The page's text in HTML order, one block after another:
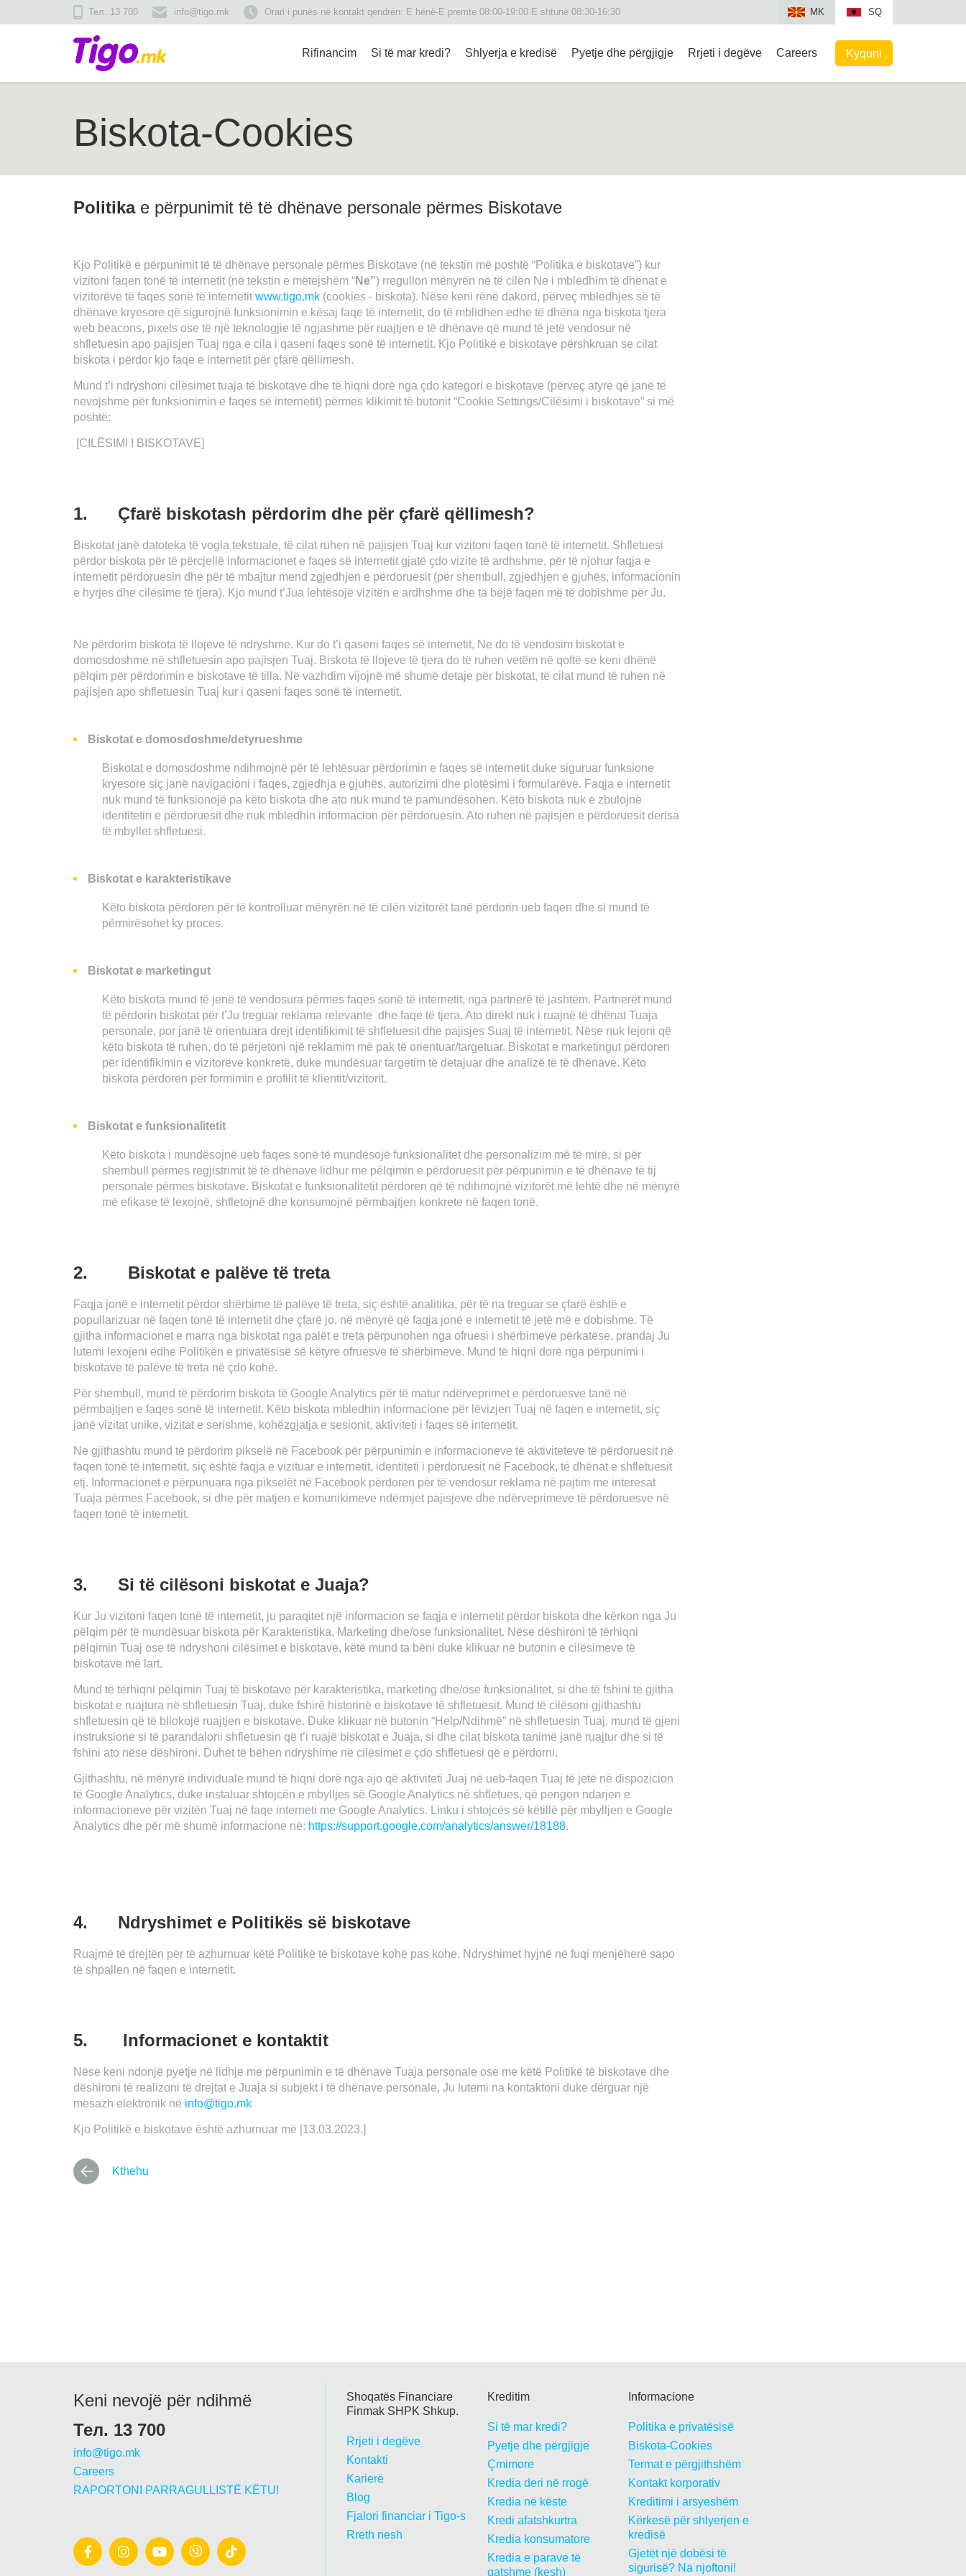
Тел. 13 700 info@tigo.mk Orari i punës në kontakt qendrën: Е hënë-E premte 08:00-19:00 E shtunë 08:30-16:30 MK SQ
Rifinancim Si të mar kredi? Shlyerja e kredisë Pyetje dhe përgjigje Rrjeti i degëve Careers Kyquni
Biskota-Cookies
Politika e përpunimit të të dhënave personale përmes Biskotave
Kjo Politikë e përpunimit të të dhënave personale përmes Biskotave (në tekstin më poshtë “Politika e biskotave”) kur
vizitoni faqen tonë të internetit (në tekstin e mëtejshëm “Ne”) rregullon mënyrën në të cilën Ne i mbledhim të dhënat e
vizitorëve të faqes sonë të internetit www.tigo.mk (cookies - biskota). Nëse keni rënë dakord, përveç mbledhjes së të
dhënave kryesore që sigurojnë funksionimin e kësaj faqe të internetit, do të mblidhen edhe të dhëna nga biskota tjera
web beacons, pixels ose të një teknologjie të ngjashme për ruajtjen e të dhënave që mund të jetë vendosur në
shfletuesin apo pajisjen Tuaj nga e cila i qaseni faqes sonë të internetit. Kjo Politikë e biskotave përshkruan se cilat
biskota i përdor kjo faqe e internetit për çfarë qëllimesh.
Mund t’i ndryshoni cilësimet tuaja të biskotave dhe të hiqni dorë nga çdo kategori e biskotave (përveç atyre që janë të
nevojshme për funksionimin e faqes së internetit) përmes klikimit të butonit “Cookie Settings/Cilësimi i biskotave” si më
poshtë:
[CILËSIMI I BISKOTAVE]
1. Çfarë biskotash përdorim dhe për çfarë qëllimesh?
Biskotat janë datoteka të vogla tekstuale, të cilat ruhen në pajisjen Tuaj kur vizitoni faqen tonë të internetit. Shfletuesi
përdor biskota për të përcjellë informacionet e faqes së internetit gjatë çdo vizite të ardhshme, për të njohur faqja e
internetit përdoruesin dhe për të mbajtur mend zgjedhjen e përdoruesit (për shembull, zgjedhjen e gjuhës, informacionin
e hyrjes dhe cilësime të tjera). Kjo mund t’Jua lehtësojë vizitën e ardhshme dhe ta bëjë faqen më të dobishme për Ju.
Ne përdorim biskota të llojeve të ndryshme. Kur do t’i qaseni faqes së internetit, Ne do të vendosim biskotat e
domosdoshme në shfletuesin apo pajisjen Tuaj. Biskota të llojeve të tjera do të ruhen vetëm në qoftë se keni dhënë
pëlqim për përdorimin e biskotave të tilla. Në vazhdim vijojnë më shumë detaje për biskotat, të cilat mund të ruhen në
pajisjen apo shfletuesin Tuaj kur i qaseni faqes sonë të internetit.
Biskotat e domosdoshme/detyrueshme
Biskotat e domosdoshme ndihmojnë për të lehtësuar përdorimin e faqes së internetit duke siguruar funksione
kryesore siç janë navigacioni i faqes, zgjedhja e gjuhës, autorizimi dhe plotësimi i formularëve. Faqja e internetit
nuk mund të funksionojë pa këto biskota dhe ato nuk mund të pamundësohen. Këto biskota nuk e zbulojnë
identitetin e përdoruesit dhe nuk mbledhin informacion për përdoruesin. Ato ruhen në pajisjen e përdoruesit derisa
të mbyllet shfletuesi.
Biskotat e karakteristikave
Këto biskota përdoren për të kontrolluar mënyrën në të cilën vizitorët tanë përdorin ueb faqen dhe si mund të
përmirësohet ky proces.
Biskotat e marketingut
Këto biskota mund të jenë të vendosura përmes faqes sonë të internetit, nga partnerë të jashtëm. Partnerët mund
të përdorin biskotat për t’Ju treguar reklama relevante dhe faqe të tjera. Ato direkt nuk i ruajnë të dhënat Tuaja
personale, por janë të orientuara drejt identifikimit të shfletuesit dhe pajisjes Suaj të internetit. Nëse nuk lejoni që
këto biskota të ruhen, do të përjetoni një reklamim më pak të orientuar/targetuar. Biskotat e marketingut përdoren
për identifikimin e vizitorëve konkretë, duke mundësuar targetim të detajuar dhe analizë të të dhënave. Këto
biskota përdoren për formimin e profilit të klientit/vizitorit.
Biskotat e funksionalitetit
Këto biskota i mundësojnë ueb faqes sonë të mundësojë funksionalitet dhe personalizim më të mirë, si për
shembull përmes regjistrimit të të dhënave lidhur me pëlqimin e përdoruesit për përpunimin e të dhënave të tij
personale përmes biskotave. Biskotat e funksionalitetit përdoren që të ndihmojnë vizitorët më lehtë dhe në mënyrë
më efikase të lexojnë, shfletojnë dhe konsumojnë përmbajtjen konkrete në faqen tonë.
2. Biskotat e palëve të treta
Faqja jonë e internetit përdor shërbime të palëve të treta, siç është analitika, për të na treguar se çfarë është e
popullarizuar në faqen tonë të internetit dhe çfarë jo, në mënyrë që faqja jonë e internetit të jetë më e dobishme. Të
gjitha informacionet e marra nga biskotat nga palët e treta përpunohen nga ofruesi i shërbimeve përkatëse, prandaj Ju
lutemi lexojeni edhe Politikën e privatësisë së këtyre ofruesve të shërbimeve. Mund të hiqni dorë nga përpunimi i
biskotave të palëve të treta në çdo kohë.
Për shembull, mund të përdorim biskota të Google Analytics për të matur ndërveprimet e përdoruesve tanë në
përmbajtjen e faqes sonë të internetit. Këto biskota mbledhin informacione për lëvizjen Tuaj në faqen e internetit, siç
janë vizitat unike, vizitat e serishme, kohëzgjatja e sesionit, aktiviteti i faqes së internetit.
Ne gjithashtu mund të përdorim pikselë në Facebook për përpunimin e informacioneve të aktiviteteve të përdoruesit në
faqen tonë të internetit, siç është faqja e vizituar e internetit, identiteti i përdoruesit në Facebook, të dhënat e shfletuesit
etj. Informacionet e përpunuara nga pikselët në Facebook përdoren për të vendosur reklama në pajtim me interesat
Tuaja përmes Facebook, si dhe për matjen e komunikimeve ndërmjet pajisjeve dhe ndërveprimeve të përdoruesve në
faqen tonë të internetit.
3. Si të cilësoni biskotat e Juaja?
Kur Ju vizitoni faqen tonë të internetit, ju paraqitet një informacion se faqja e internetit përdor biskota dhe kërkon nga Ju
pëlqim për të mundësuar biskota për Karakteristika, Marketing dhe/ose funksionalitet. Nëse dëshironi të tërhiqni
pëlqimin Tuaj ose të ndryshoni cilësimet e biskotave, këtë mund ta bëni duke klikuar në butonin e cilësimeve të
biskotave më lart.
Mund të tërhiqni pëlqimin Tuaj të biskotave për karakteristika, marketing dhe/ose funksionalitet, si dhe të fshini të gjitha
biskotat e ruajtura në shfletuesin Tuaj, duke fshirë historinë e biskotave të shfletuesit. Mund të cilësoni gjithashtu
shfletuesin që të bllokojë ruajtjen e biskotave. Duke klikuar në butonin “Help/Ndihmë” në shfletuesin Tuaj, mund të gjeni
instruksione si të parandaloni shfletuesin që t’i ruajë biskotat e Juaja, si dhe cilat biskota tanimë janë ruajtur dhe si të
fshini ato nëse dëshironi. Duhet të bëhen ndryshime në cilësimet e çdo shfletuesi që e përdorni.
Gjithashtu, në mënyrë individuale mund të hiqni dorë nga ajo që aktiviteti Juaj në ueb-faqen Tuaj të jetë në dispozicion
të Google Analytics, duke instaluar shtojcën e mbylljes së Google Analytics në shfletues, që pengon ndarjen e
informacioneve për vizitën Tuaj në faqe interneti me Google Analytics. Linku i shtojcës së këtillë për mbylljen e Google
Analytics dhe për më shumë informacione në: https://support.google.com/analytics/answer/18188.
4. Ndryshimet e Politikës së biskotave
Ruajmë të drejtën për të azhurnuar këtë Politikë të biskotave kohë pas kohe. Ndryshimet hyjnë në fuqi menjëherë sapo
të shpallen në faqen e internetit.
5. Informacionet e kontaktit
Nëse keni ndonjë pyetje në lidhje me përpunimin e të dhënave Tuaja personale ose me këtë Politikë të biskotave dhe
dëshironi të realizoni të drejtat e Juaja si subjekt i të dhënave personale, Ju lutemi na kontaktoni duke dërguar një
mesazh elektronik në info@tigo.mk
Kjo Politikë e biskotave është azhurnuar më [13.03.2023.]
Kthehu
Keni nevojë për ndihmë
Тел. 13 700
info@tigo.mk
Careers
RAPORTONI PARRAGULLISTË KËTU!
Shoqatës Financiare
Finmak SHPK Shkup.
Rrjeti i degëve
Kontakti
Karierë
Blog
Fjalori financiar i Tigo-s
Rreth nesh
Kreditim
Si të mar kredi?
Pyetje dhe përgjigje
Çmimore
Kredia deri në rrogë
Kredia në këste
Kredi afatshkurtra
Kredia konsumatore
Kredia e parave të
gatshme (kesh)
Informacione
Politika e privatësisë
Biskota-Cookies
Termat e përgjithshëm
Kontakt korporativ
Kreditimi i arsyeshëm
Kërkesë për shlyerjen e
kredisë
Gjetët një dobësi të
sigurisë? Na njoftoni!